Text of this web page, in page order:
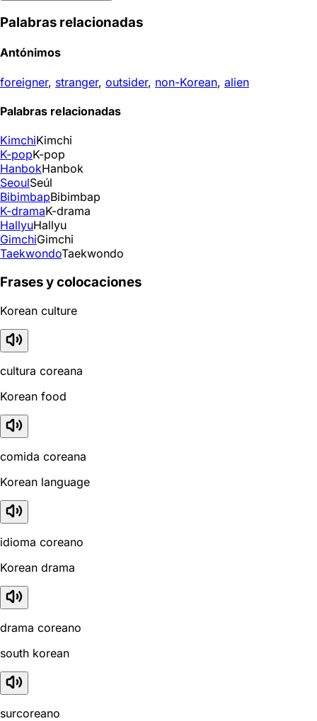
Palabras relacionadas
Antónimos
foreigner, stranger, outsider, non-Korean, alien
Palabras relacionadas
KimchiKimchi
K-popK-pop
HanbokHanbok
SeoulSeúl
BibimbapBibimbap
K-dramaK-drama
HallyuHallyu
GimchiGimchi
TaekwondoTaekwondo
Frases y colocaciones
Korean culture
cultura coreana
Korean food
comida coreana
Korean language
idioma coreano
Korean drama
drama coreano
south korean
surcoreano